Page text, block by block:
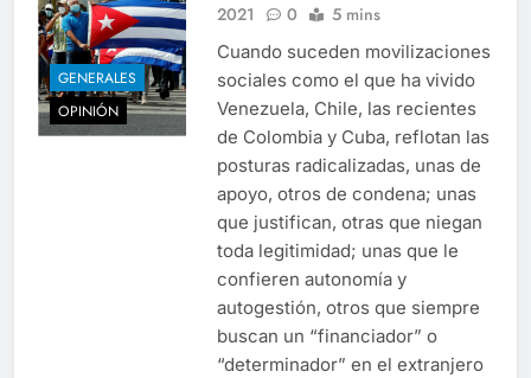
GENERALES
OPINIÓN
2021
0 5 mins
Cuando suceden movilizaciones
sociales como el que ha vivido
Venezuela, Chile, las recientes
de Colombia y Cuba, reflotan las
posturas radicalizadas, unas de
apoyo, otros de condena; unas
que justifican, otras que niegan
toda legitimidad; unas que le
confieren autonomía y
autogestión, otros que siempre
buscan un “financiador” o
“determinador” en el extranjero